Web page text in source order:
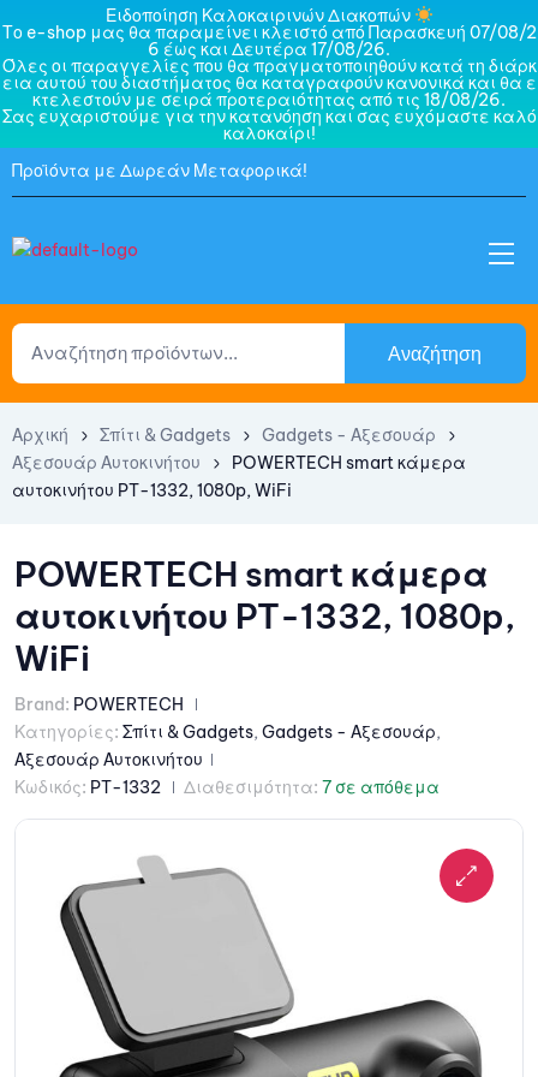
Ειδοποίηση Καλοκαιρινών Διακοπών
Το e-shop μας θα παραμείνει κλειστό από Παρασκευή 07/08/2
6 έως και Δευτέρα 17/08/26.
Όλες οι παραγγελίες που θα πραγματοποιηθούν κατά τη διάρκ
εια αυτού του διαστήματος θα καταγραφούν κανονικά και θα ε
κτελεστούν με σειρά προτεραιότητας από τις 18/08/26.
Σας ευχαριστούμε για την κατανόηση και σας ευχόμαστε καλό
καλοκαίρι!
Προϊόντα με Δωρεάν Μεταφορικά!
Αναζήτηση
Αρχική Σπίτι & Gadgets
Gadgets - Αξεσουάρ
Αξεσουάρ Αυτοκινήτου
POWERTECH smart κάμερα
αυτοκινήτου PT-1332, 1080p, WiFi
POWERTECH smart κάμερα
αυτοκινήτου PT-1332, 1080p,
WiFi
Brand: POWERTECH
Κατηγορίες: Σπίτι & Gadgets, Gadgets - Αξεσουάρ,
Αξεσουάρ Αυτοκινήτου
Κωδικός: PT-1332 Διαθεσιμότητα: 7 σε απόθεμα